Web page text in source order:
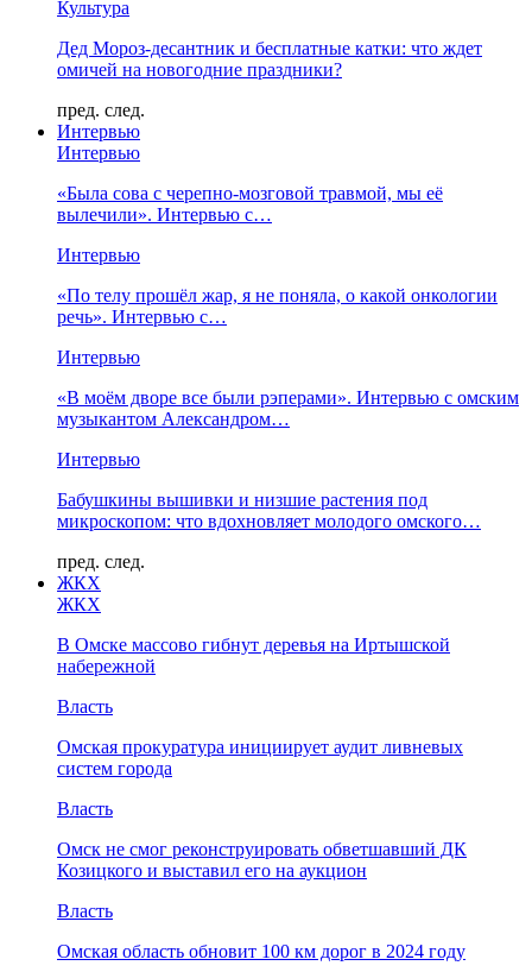
Культура
Дед Мороз-десантник и бесплатные катки: что ждет
омичей на новогодние праздники?
пред. след.
Интервью
Интервью
«Была сова с черепно-мозговой травмой, мы её
вылечили». Интервью с…
Интервью
«По телу прошёл жар, я не поняла, о какой онкологии
речь». Интервью с…
Интервью
«В моём дворе все были рэперами». Интервью с омским
музыкантом Александром…
Интервью
Бабушкины вышивки и низшие растения под
микроскопом: что вдохновляет молодого омского…
пред. след.
ЖКХ
ЖКХ
В Омске массово гибнут деревья на Иртышской
набережной
Власть
Омская прокуратура инициирует аудит ливневых
систем города
Власть
Омск не смог реконструировать обветшавший ДК
Козицкого и выставил его на аукцион
Власть
Омская область обновит 100 км дорог в 2024 году